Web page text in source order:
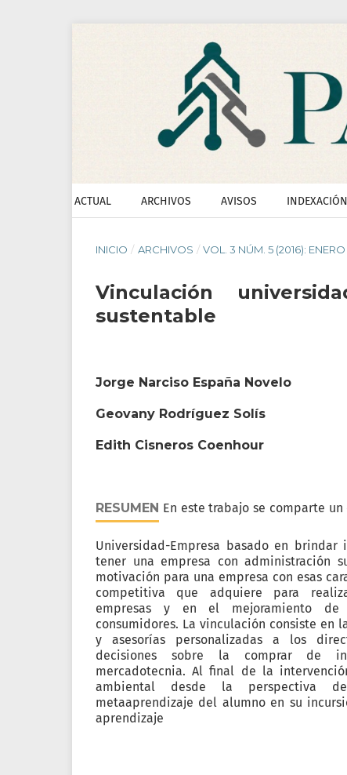
ACTUAL ARCHIVOS AVISOS INDEXACIÓN
INICIO / ARCHIVOS / VOL. 3 NÚM. 5 (2016):
Vinculación
sustentable
Jorge Narciso España Novelo
Geovany Rodríguez Solís
Edith Cisneros Coenhour
RESUMEN En este trabajo se comparte
Universidad-Empresa basado en brindar
tener una empresa con administración
motivación para una empresa con esas
competitiva que adquiere para
empresas y en el mejoramiento
consumidores. La vinculación consiste en
y asesorías personalizadas a los
decisiones sobre la comprar de
mercadotecnia. Al final de la
ambiental desde la perspectiva
metaaprendizaje del alumno en su
aprendizaje